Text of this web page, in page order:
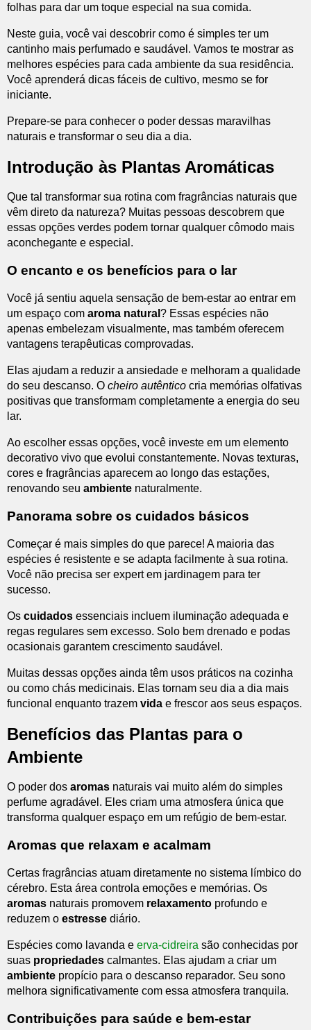
folhas para dar um toque especial na sua comida.
Neste guia, você vai descobrir como é simples ter um
cantinho mais perfumado e saudável. Vamos te mostrar as
melhores espécies para cada ambiente da sua residência.
Você aprenderá dicas fáceis de cultivo, mesmo se for
iniciante.
Prepare-se para conhecer o poder dessas maravilhas
naturais e transformar o seu dia a dia.
Introdução às Plantas Aromáticas
Que tal transformar sua rotina com fragrâncias naturais que
vêm direto da natureza? Muitas pessoas descobrem que
essas opções verdes podem tornar qualquer cômodo mais
aconchegante e especial.
O encanto e os benefícios para o lar
Você já sentiu aquela sensação de bem-estar ao entrar em
um espaço com aroma natural ? Essas espécies não
apenas embelezam visualmente, mas também oferecem
vantagens terapêuticas comprovadas.
Elas ajudam a reduzir a ansiedade e melhoram a qualidade
do seu descanso. O cheiro autêntico cria memórias olfativas
positivas que transformam completamente a energia do seu
lar.
Ao escolher essas opções, você investe em um elemento
decorativo vivo que evolui constantemente. Novas texturas,
cores e fragrâncias aparecem ao longo das estações,
renovando seu ambiente naturalmente.
Panorama sobre os cuidados básicos
Começar é mais simples do que parece! A maioria das
espécies é resistente e se adapta facilmente à sua rotina.
Você não precisa ser expert em jardinagem para ter
sucesso.
Os cuidados essenciais incluem iluminação adequada e
regas regulares sem excesso. Solo bem drenado e podas
ocasionais garantem crescimento saudável.
Muitas dessas opções ainda têm usos práticos na cozinha
ou como chás medicinais. Elas tornam seu dia a dia mais
funcional enquanto trazem vida e frescor aos seus espaços.
Benefícios das Plantas para o
Ambiente
O poder dos aromas naturais vai muito além do simples
perfume agradável. Eles criam uma atmosfera única que
transforma qualquer espaço em um refúgio de bem-estar.
Aromas que relaxam e acalmam
Certas fragrâncias atuam diretamente no sistema límbico do
cérebro. Esta área controla emoções e memórias. Os
aromas naturais promovem relaxamento profundo e
reduzem o estresse diário.
Espécies como lavanda e erva-cidreira são conhecidas por
suas propriedades calmantes. Elas ajudam a criar um
ambiente propício para o descanso reparador. Seu sono
melhora significativamente com essa atmosfera tranquila.
Contribuições para saúde e bem-estar